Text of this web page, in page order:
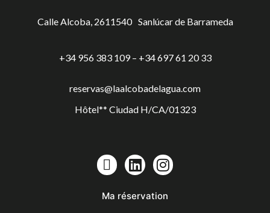
Calle Alcoba, 2611540 Sanlúcar de Barrameda
+34 956 383 109 – +34 697 61 20 33
reservas@laalcobadelagua.com
Hôtel** Ciudad H/CA/01323
Ma réservation